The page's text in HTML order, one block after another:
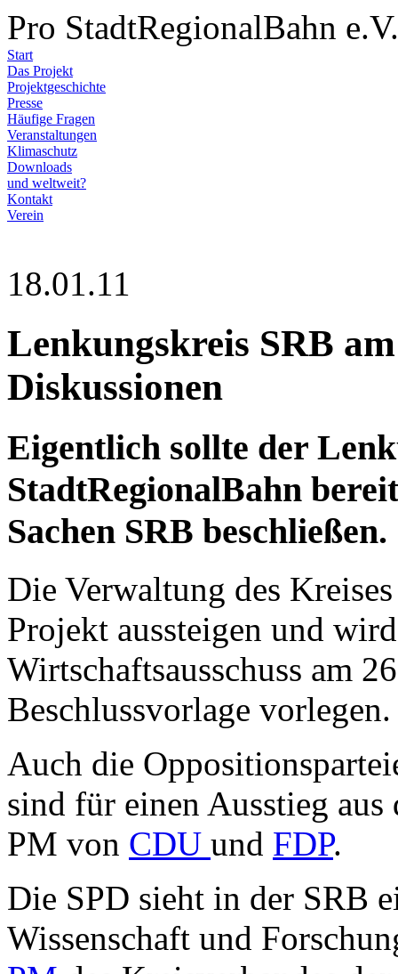
Pro StadtRegionalBahn e.V.
Start
Das Projekt
Projektgeschichte
Presse
Häufige Fragen
Veranstaltungen
Klimaschutz
Downloads
und weltweit?
Kontakt
Verein
18.01.11
Lenkungskreis SRB
Diskussionen
Eigentlich sollte der
StadtRegionalBahn
Sachen SRB beschließen.
Die Verwaltung des
Projekt aussteigen und
Wirtschaftsausschuss am
Beschlussvorlage
Auch die
sind für einen Ausstieg aus
PM von CDU und FDP.
Die SPD sieht in der SRB
Wissenschaft und